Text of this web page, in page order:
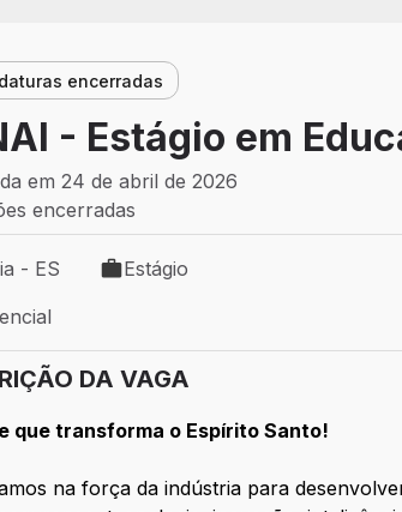
encerradas
- Estágio em
em 24 de abril de 2026
encerradas
trabalho: Vitória - ES
- ES
Tipo de vaga: Estágio
Estágio
trabalho: Presencial
DA VAGA
que transforma o Espírito Santo!
na força da indústria para